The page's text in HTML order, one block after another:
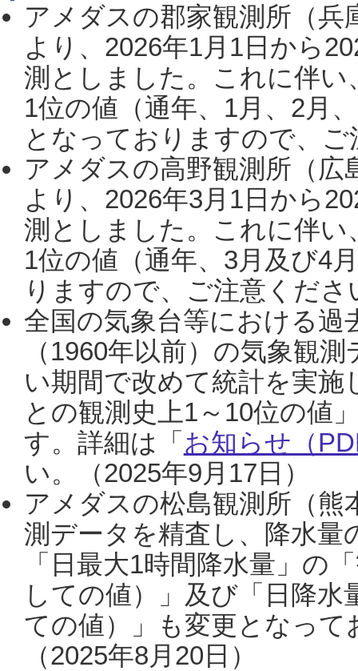
アメダスの郡家観測所（
より、2026年1月1日から
測としました。これに伴い
1位の値（通年、1月、2月
となっておりますので、
アメダスの高野観測所（
より、2026年3月1日から
測としました。これに伴い
1位の値（通年、3月及び4
りますので、ご注意くだ
全国の気象台等における過
（1960年以前）の気象観
い期間で改めて統計を実
との観測史上1～10位の値
す。詳細は「 お知らせ（
い。（2025年9月17日）
アメダスの松島観測所（熊
測データを精査し、降水
「日最大1時間降水量」の
しての値）」及び「日降
ての値）」も変更となっ
（2025年8月20日）